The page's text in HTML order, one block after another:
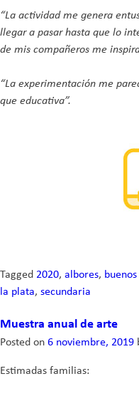
“La actividad me genera
llegar a pasar hasta que lo
de mis compañeros me
“La experimentación me
que educativa”.
Tagged 2020, albores,
la plata, secundaria
Muestra anual de arte
Posted on 6 noviembre, 2019
Estimadas familias: